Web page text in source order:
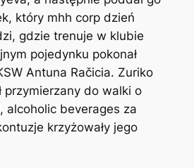
który mhh corp dzień
gdzie trenuje w klubie
pojedynku pokonał
Antuna Račicia. Zuriko
przymierzany do walki o
alcoholic beverages za
krzyżowały jego